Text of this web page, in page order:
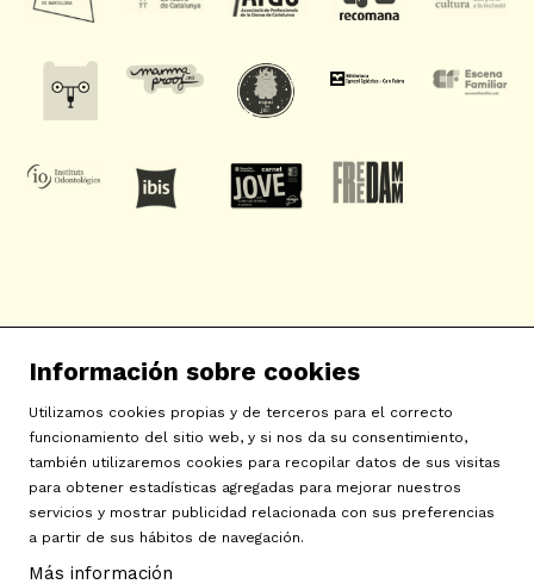
c/ Neopàtria, 54
08030 Barcelona
info@sat-teatre.cat | 933457930
Sitemap | Aviso Legal | Uso de Cookies | Contactar
Política de privacidad
| Declaración de accesibilidad
Información sobre cookies
Utilizamos cookies propias y de terceros para el correcto
funcionamiento del sitio web, y si nos da su consentimiento,
también utilizaremos cookies para recopilar datos de sus visitas
para obtener estadísticas agregadas para mejorar nuestros
servicios y mostrar publicidad relacionada con sus preferencias
a partir de sus hábitos de navegación.
Más información